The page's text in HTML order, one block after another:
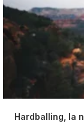
Hardballing, la